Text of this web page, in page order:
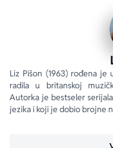
Liz Pišon (1963) rođena
radila u britanskoj
Autorka je bestseler
jezika i koji je dobio brojne